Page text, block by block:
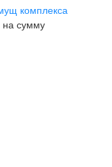
комплекса
на сумму